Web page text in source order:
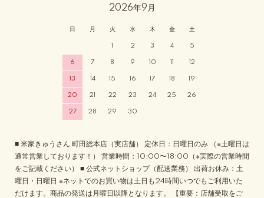
2026年9月
日 月 火 水 木 金 土
1 2 3 4 5
6 7 8 9 10 11 12
13 14 15 16 17 18 19
20 21 22 23 24 25 26
27 28 29 30
■ 米家きゅうさん 町田総本店（実店舗） 定休日：日曜日のみ （※土曜日は
通常営業しております！） 営業時間：10:00〜18:00（※実際の営業時間
をご記載ください） ■ 公式ネットショップ（配送業務） 出荷お休み：土
曜日・日曜日 ※ネットでのお買い物は土日も24時間いつでもご利用いた
だけます。商品の発送は月曜日以降となります。 【重要：店舗受取をご